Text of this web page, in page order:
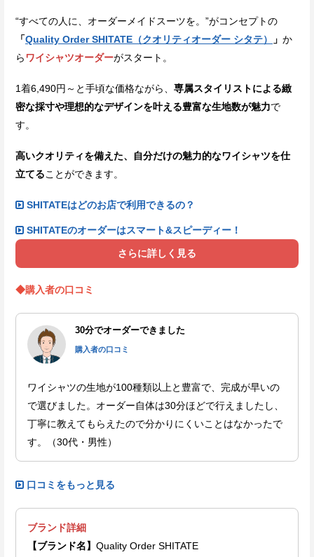
“すべての人に、オーダーメイドスーツを。”がコンセプトの
「Quality Order SHITATE（クオリティオーダー シタテ） 」 か
ら ワイシャツオーダーがスタート。
1着6,490円～と手頃な価格ながら、 専属スタイリストによる緻
密な採寸や理想的なデザインを叶える豊富な生地数が魅力で
す。
高いクオリティを備えた、自分だけの魅力的なワイシャツを仕
立てることができます。
SHITATEはどのお店で利用できるの？
SHITATEのオーダーはスマート&スピーディー！
さらに詳しく見る
◆購入者の口コミ
30分でオーダーできました
購入者の口コミ
ワイシャツの生地が100種類以上と豊富で、完成が早いの
で選びました。オーダー自体は30分ほどで行えましたし、
丁寧に教えてもらえたので分かりにくいことはなかったで
す。（30代・男性）
口コミをもっと見る
ブランド詳細
【ブランド名】 Quality Order SHITATE